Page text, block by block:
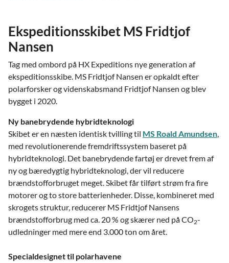
Ekspeditionsskibet MS Fridtjof
Nansen
Tag med ombord på HX Expeditions nye generation af
ekspeditionsskibe. MS Fridtjof Nansen er opkaldt efter
polarforsker og videnskabsmand Fridtjof Nansen og blev
bygget i 2020.
Ny banebrydende hybridteknologi
Skibet er en næsten identisk tvilling til MS Roald Amundsen,
med revolutionerende fremdriftssystem baseret på
hybridteknologi. Det banebrydende fartøj er drevet frem af
ny og bæredygtig hybridteknologi, der vil reducere
brændstofforbruget meget. Skibet får tilført strøm fra fire
motorer og to store batterienheder. Disse, kombineret med
skrogets struktur, reducerer MS Fridtjof Nansens
brændstofforbrug med ca. 20 % og skærer ned på CO2-
udledninger med mere end 3.000 ton om året.
Specialdesignet til polarhavene